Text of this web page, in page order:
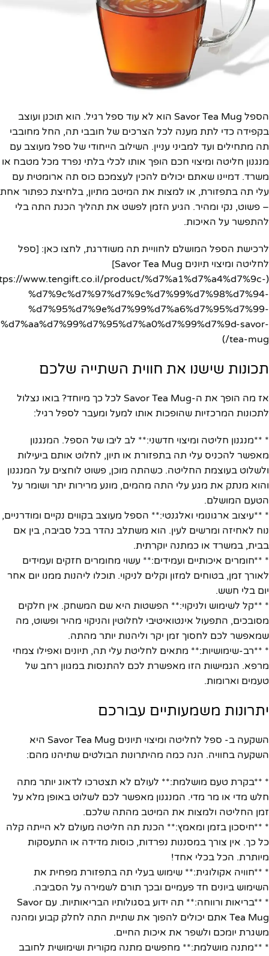
הספל Savor Tea Mug הוא לא עוד ספל רגיל. הוא תוכנן ועוצב
בקפידה כדי לתת מענה לכל הצרכים של חובבי תה, החל מחובבי
תה מתחילים ועד למביני עניין. השילוב הייחודי של ספל מעוצב עם
מנגנון חליטה ומיצוי חכם הופך אותו לכלי בלתי נפרד מכל מטבח או
משרד. דמיינו שאתם יכולים להכין לעצמכם כוס תה ארומטית עם
עלי תה בתפזורת, או למצות את המיטב מתיון, בלחיצת כפתור אחת
– פשוט, נקי ומהיר. הגיע הזמן לפשט את תהליך הכנת התה בלי
להתפשר על האיכות.
לרכישת הספל המושלם לחוויית תה משודרגת, לחצו כאן: [ספל
לחליטה ומיצוי תיונים Savor Tea Mug]
www.tengift.co.il/product/%d7%a1%d7%a4%d7%9c-
%d7%9c%d7%97%d7%9c%d7%99%d7%98%d7%94-
%d7%95%d7%9e%d7%99%d7%a6%d7%95%d7%99-
%d7%aa%d7%99%d7%95%d7%a0%d7%99%d7%9d-savor-
tea-mug/)
תכונות שישנו את חווית השתייה שלכם
אז מה הופך את ה-Savor Tea Mug לכל כך מיוחד? בואו נצלול
לתכונות המרכזיות שהופכות אותו למעל ומעבר לספל רגיל:
* **מנגנון חליטה ומיצוי חדשני:** לב ליבו של הספל. המנגנון
מאפשר להכניס עלי תה בתפזורת או תיון, לחלוט אותם ביעילות
ולשלוט בעוצמת החליטה. כשהתה מוכן, פשוט לוחצים על המנגנון
והוא מנתק את מגע עלי התה מהמים, מונע מרירות יתר ושומר על
הטעם המושלם.
* **עיצוב ארגונומי ואלגנטי:** הספל מעוצב בקווים נקיים ומודרניים,
נוח לאחיזה ומרשים לעין. הוא משתלב נהדר בכל סביבה, בין אם
בבית, במשרד או כמתנה יוקרתית.
* **חומרים איכותיים ועמידים:** עשוי מחומרים חזקים ועמידים
לאורך זמן, בטוחים למזון וקלים לניקוי. תוכלו ליהנות ממנו יום אחר
יום בלי חשש.
* **קל לשימוש ולניקוי:** הפשטות היא שם המשחק. אין חלקים
מסובכים, התפעול אינטואיטיבי לחלוטין והניקוי מהיר ופשוט, מה
שמאפשר לכם לחסוך זמן יקר וליהנות יותר מהתה.
* **רב-שימושיות:** מתאים לחליטת עלי תה, תיונים ואפילו צמחי
מרפא. הגמישות הזו מאפשרת לכם להתנסות במגוון רחב של
טעמים וארומות.
יתרונות משמעותיים עבורכם
השקעה ב- ספל לחליטה ומיצוי תיונים Savor Tea Mug היא
השקעה בחוויה. הנה כמה מהיתרונות הבולטים שתיהנו מהם:
* **בקרת טעם מושלמת:** לעולם לא תצטרכו לדאוג יותר מתה
חלש מדי או מר מדי. המנגנון מאפשר לכם לשלוט באופן מלא על
זמן החליטה ולמצות את המיטב מהתה שלכם.
* **חיסכון בזמן ומאמץ:** הכנת תה חליטה מעולם לא הייתה קלה
כל כך. אין צורך במסננות נפרדות, כוסות מדידה או התעסקות
מיותרת. הכל בכלי אחד!
* **חוויה אקולוגית:** שימוש בעלי תה בתפזורת מפחית את
השימוש ביונים חד פעמיים ובכך תורם לשמירה על הסביבה.
* **בריאות ורווחה:** תה ידוע בסגולותיו הבריאותיות. עם Savor
Tea Mug אתם יכולים להפוך את שתיית התה לחלק קבוע ומהנה
משגרת יומכם ולשפר את איכות החיים.
* **מתנה מושלמת:** מחפשים מתנה מקורית ושימושית לחובב